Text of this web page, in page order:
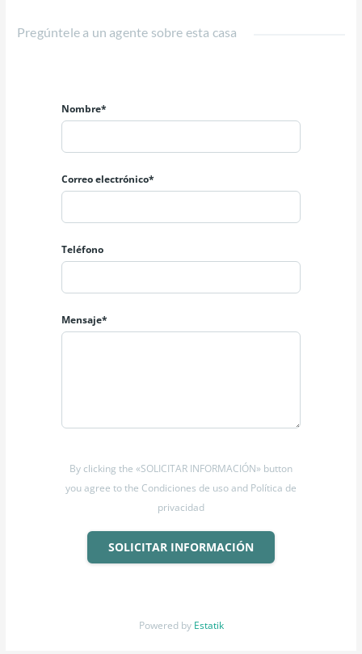
Pregúntele a un agente sobre esta casa
Nombre*
Correo electrónico*
Teléfono
Mensaje*
By clicking the «SOLICITAR INFORMACIÓN» button
you agree to the Condiciones de uso and Política de
privacidad
SOLICITAR INFORMACIÓN
Powered by Estatik